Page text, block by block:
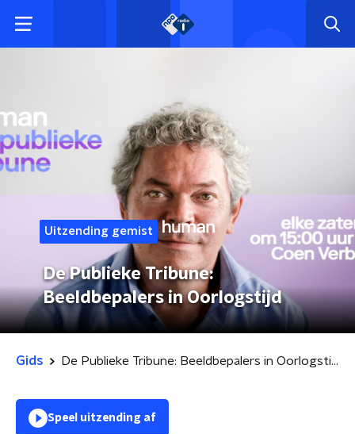
Uitzending gemist
De Publieke Tribune:
Beeldbepalers in Oorlogstijd
Gids De Publieke Tribune: Beeldbepalers in Oorlogstijd
Speel uitzending af